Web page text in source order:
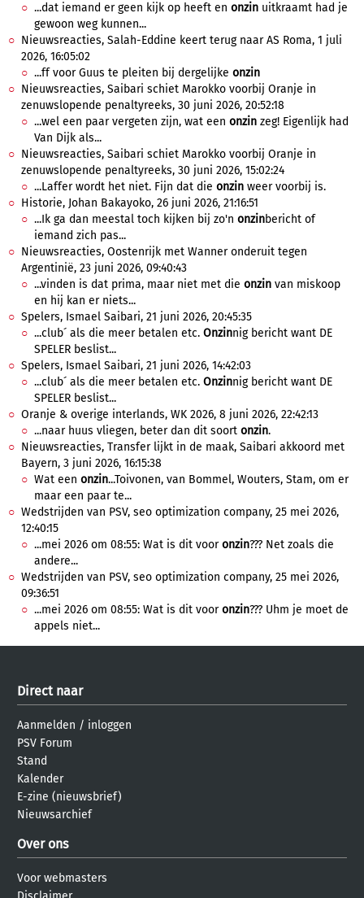
...dat iemand er geen kijk op heeft en onzin uitkraamt had je
gewoon weg kunnen...
Nieuwsreacties, Salah-Eddine keert terug naar AS Roma, 1 juli
2026, 16:05:02
...ff voor Guus te pleiten bij dergelijke onzin
Nieuwsreacties, Saibari schiet Marokko voorbij Oranje in
zenuwslopende penaltyreeks, 30 juni 2026, 20:52:18
...wel een paar vergeten zijn, wat een onzin zeg! Eigenlijk had
Van Dijk als...
Nieuwsreacties, Saibari schiet Marokko voorbij Oranje in
zenuwslopende penaltyreeks, 30 juni 2026, 15:02:24
...Laffer wordt het niet. Fijn dat die onzin weer voorbij is.
Historie, Johan Bakayoko, 26 juni 2026, 21:16:51
...Ik ga dan meestal toch kijken bij zo'n onzinbericht of
iemand zich pas...
Nieuwsreacties, Oostenrijk met Wanner onderuit tegen
Argentinië, 23 juni 2026, 09:40:43
...vinden is dat prima, maar niet met die onzin van miskoop
en hij kan er niets...
Spelers, Ismael Saibari, 21 juni 2026, 20:45:35
...club´ als die meer betalen etc. Onzinnig bericht want DE
SPELER beslist...
Spelers, Ismael Saibari, 21 juni 2026, 14:42:03
...club´ als die meer betalen etc. Onzinnig bericht want DE
SPELER beslist...
Oranje & overige interlands, WK 2026, 8 juni 2026, 22:42:13
...naar huus vliegen, beter dan dit soort onzin.
Nieuwsreacties, Transfer lijkt in de maak, Saibari akkoord met
Bayern, 3 juni 2026, 16:15:38
Wat een onzin...Toivonen, van Bommel, Wouters, Stam, om er
maar een paar te...
Wedstrijden van PSV, seo optimization company, 25 mei 2026,
12:40:15
...mei 2026 om 08:55: Wat is dit vooronzin??? Net zoals die
andere...
Wedstrijden van PSV, seo optimization company, 25 mei 2026,
09:36:51
...mei 2026 om 08:55: Wat is dit vooronzin??? Uhm je moet de
appels niet...
Direct naar
Aanmelden / inloggen
PSV Forum
Stand
Kalender
E-zine (nieuwsbrief)
Nieuwsarchief
Over ons
Voor webmasters